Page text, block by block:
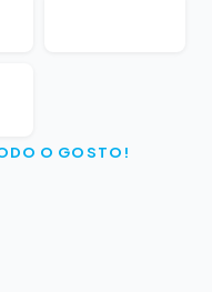
O GOSTO!